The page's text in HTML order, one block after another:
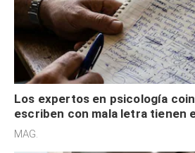
Los expertos en psicología
escriben con mala letra tienen
acelerado y no lo hacen por
MAG.